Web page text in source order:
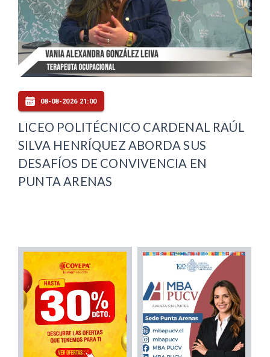
08-08-2026 21:00
LICEO POLITÉCNICO CARDENAL RAÚL
SILVA HENRÍQUEZ ABORDA SUS
DESAFÍOS DE CONVIVENCIA EN
PUNTA ARENAS